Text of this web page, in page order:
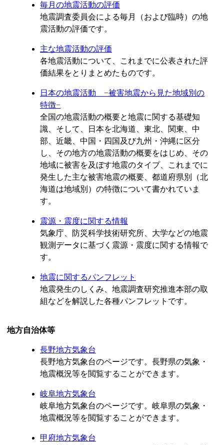
毎月の地震活動の評価
地震調査委員会による毎月（および臨時）の地
震活動の評価です。
主な地震活動の評価
各地震活動について、これまでに公表された評
価結果をとりまとめたものです。
日本の地震活動 −被害地震から見た地域別の
特徴−
全国の地震活動の概要と地震に関する基礎知
識、そして、日本を北海道、東北、関東、中
部、近畿、中国・四国及び九州・沖縄に区分
し、その地方の地震活動の概要をはじめ、その
地域に被害を及ぼす地震のタイプ、これまでに
発生した主な被害地震の概要、都道府県別（北
海道は地域別）の特徴について書かれていま
す。
震源・震度に関する情報
気象庁、防災科学技術研究所、大学などの地震
観測データに基づく震源・震度に関する情報で
す。
地震に関するパンフレット
地震発生のしくみ、地震調査研究推進本部の取
組などを解説した各種パンフレットです。
方自治体等
長野地方気象台
長野地方気象台のページです。長野県の気象・
地震概況等を閲覧することができます。
岐阜地方気象台
岐阜地方気象台のページです。岐阜県の気象・
地震概況等を閲覧することができます。
甲府地方気象台